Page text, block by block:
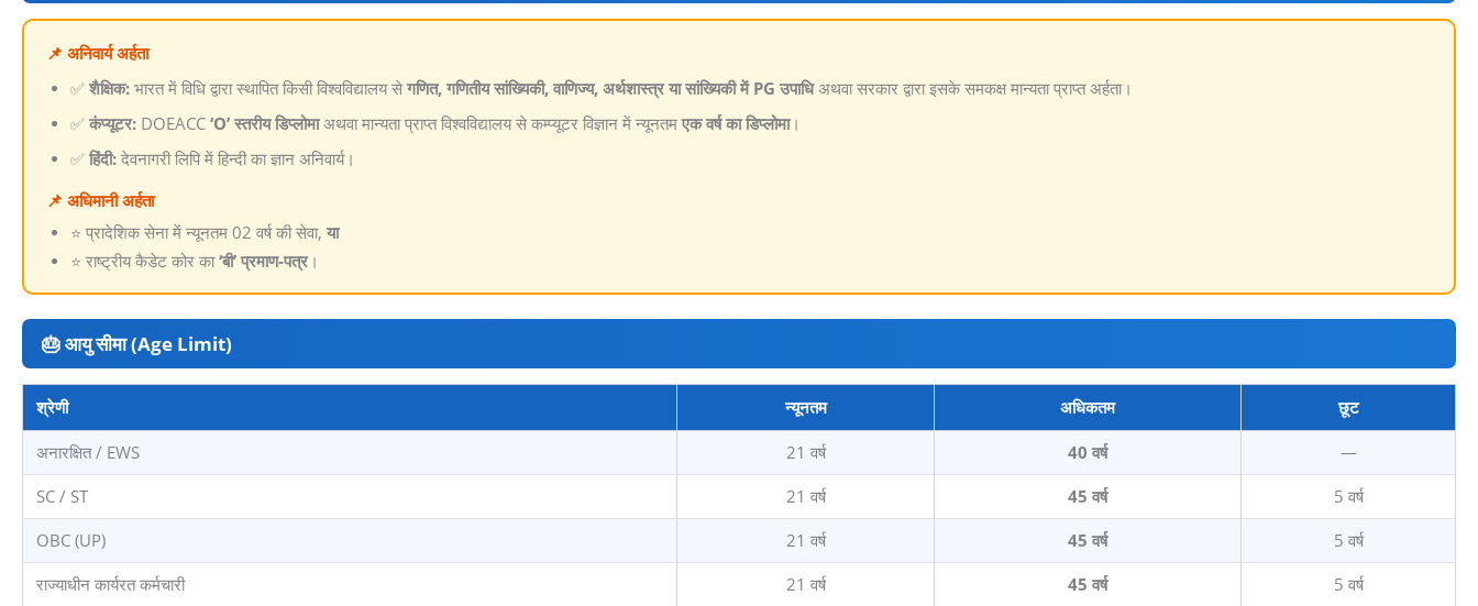
📌 अनिवार्य अर्हता
✅ शैक्षिक: भारत में विधि द्वारा स्थापित किसी विश्वविद्यालय से गणित, गणितीय सांख्यिकी, वाणिज्य, अर्थशास्त्र या सांख्यिकी में PG उपाधिअथवा सरकार द्वारा इसके समकक्ष मान्यता प्राप्त अर्हता।
✅ कंप्यूटर: DOEACC ‘O’ स्तरीय डिप्लोमाअथवा मान्यता प्राप्त विश्वविद्यालय से कम्प्यूटर विज्ञान में न्यूनतम एक वर्ष का डिप्लोमा।
✅ हिंदी: देवनागरी लिपि में हिन्दी का ज्ञान अनिवार्य।
📌 अधिमानी अर्हता
⭐ प्रादेशिक सेना में न्यूनतम 02 वर्ष की सेवा, या
⭐ राष्ट्रीय कैडेट कोर का‘बी’ प्रमाण-पत्र।
🎂 आयु सीमा (Age Limit)
श्रेणी न्यूनतम अधिकतम छूट
अनारक्षित / EWS 21 वर्ष 40 वर्ष —
SC / ST 21 वर्ष 45 वर्ष 5 वर्ष
OBC (UP) 21 वर्ष 45 वर्ष 5 वर्ष
राज्याधीन कार्यरत कर्मचारी 21 वर्ष 45 वर्ष 5 वर्ष